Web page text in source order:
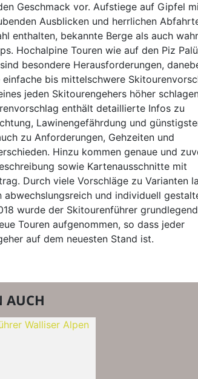
Geschmack vor. Aufstiege auf Gipfel
Ausblicken und herrlichen
enthalten, bekannte Berge als auch
Hochalpine Touren wie auf den Piz
besondere Herausforderungen,
einfache bis mittelschwere
jeden Skitourengehers höher
enthält detaillierte Infos zu
Lawinengefährdung und
zu Anforderungen, Gehzeiten und
Hinzu kommen genaue und
sowie Kartenausschnitte mit
Durch viele Vorschläge zu Varianten
abwechslungsreich und individuell
wurde der Skitourenführer
Touren aufgenommen, so dass jeder
auf dem neuesten Stand ist.
AUCH